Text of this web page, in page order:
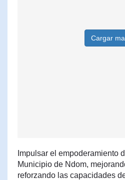
Cargar
Impulsar el empoderamiento
Municipio de Ndom,
reforzando las capacidades